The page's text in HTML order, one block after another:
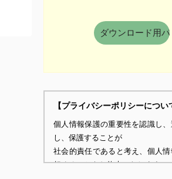
【プライバシーポリシーについ
個人情報保護の重要性を認識し
し、保護することが
社会的責任であると考え、個人
努めることをお約束いたします。